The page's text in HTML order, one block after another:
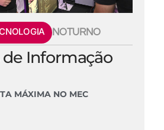
NOTURNO
Informação
MÁXIMA NO MEC